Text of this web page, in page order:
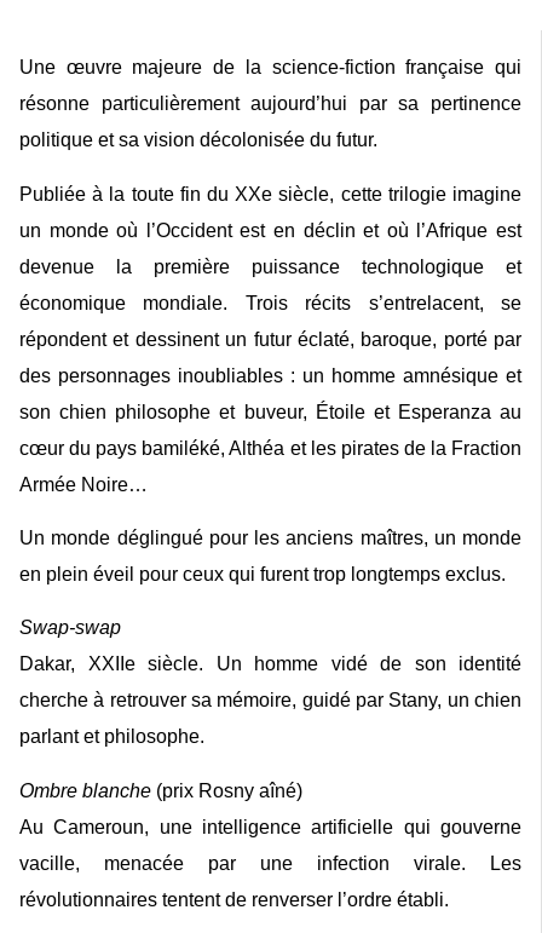
Une œuvre majeure de la science-fiction française qui
résonne particulièrement aujourd’hui par sa pertinence
politique et sa vision décolonisée du futur.
Publiée à la toute fin du XXe siècle, cette trilogie imagine
un monde où l’Occident est en déclin et où l’Afrique est
devenue la première puissance technologique et
économique mondiale. Trois récits s’entrelacent, se
répondent et dessinent un futur éclaté, baroque, porté par
des personnages inoubliables : un homme amnésique et
son chien philosophe et buveur, Étoile et Esperanza au
cœur du pays bamiléké, Althéa et les pirates de la Fraction
Armée Noire…
Un monde déglingué pour les anciens maîtres, un monde
en plein éveil pour ceux qui furent trop longtemps exclus.
Swap-swap
Dakar, XXIIe siècle. Un homme vidé de son identité
cherche à retrouver sa mémoire, guidé par Stany, un chien
parlant et philosophe.
Ombre blanche (prix Rosny aîné)
Au Cameroun, une intelligence artificielle qui gouverne
vacille, menacée par une infection virale. Les
révolutionnaires tentent de renverser l’ordre établi.